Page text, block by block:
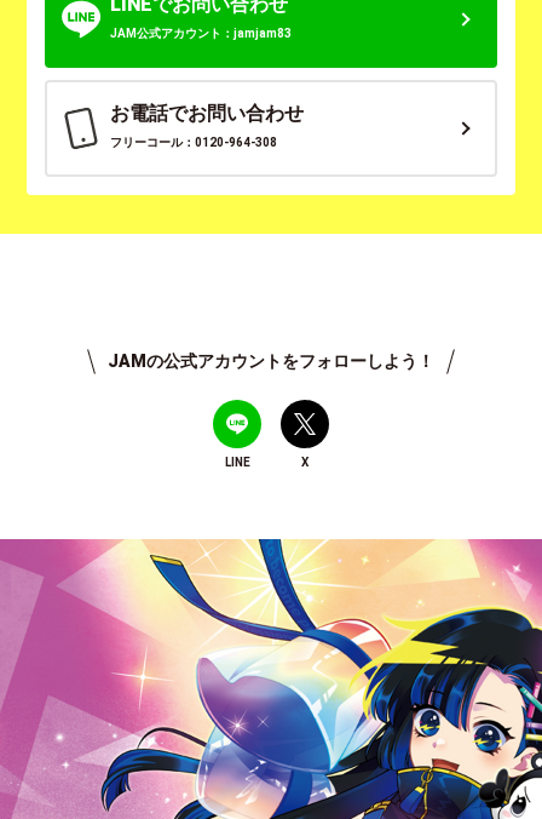
JAM公式アカウント：jamjam83
お電話でお問い合わせ
フリーコール：0120-964-308
JAMの公式アカウントをフォローしよう！
LINE X